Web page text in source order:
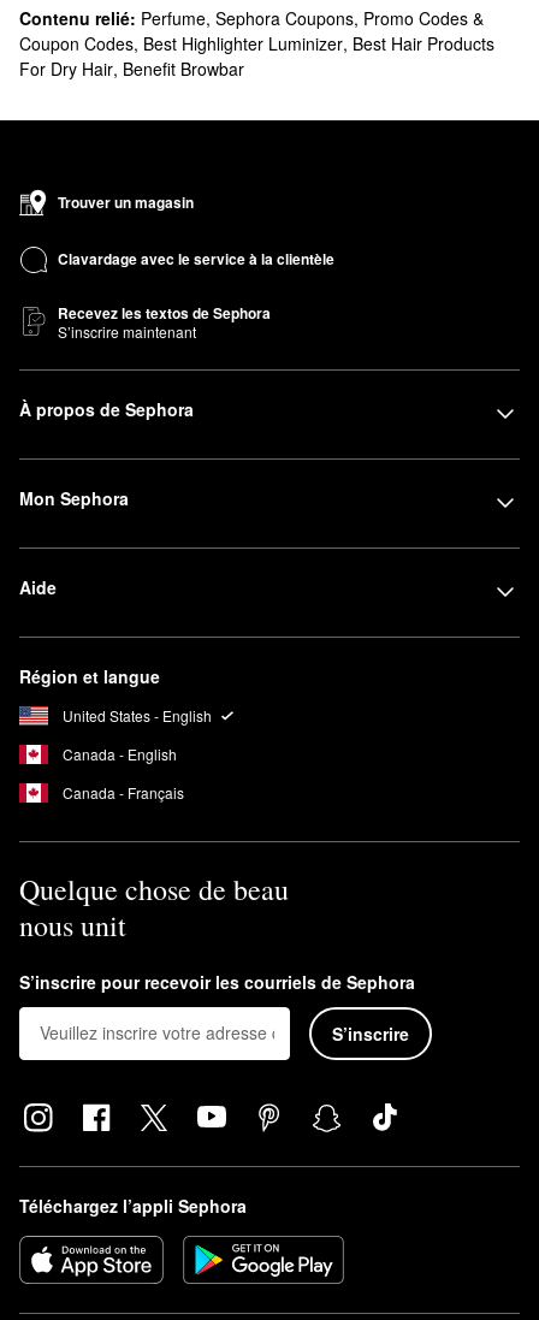
Contenu relié: Perfume, Sephora Coupons, Promo Codes &
Coupon Codes, Best Highlighter Luminizer, Best Hair Products
For Dry Hair, Benefit Browbar
Trouver un magasin
Clavardage avec le service à la clientèle
Recevez les textos de Sephora
S’inscrire maintenant
À propos de Sephora
Mon Sephora
Aide
Région et langue
United States - English
Canada - English
Canada - Français
Quelque chose de beau
nous unit
S’inscrire pour recevoir les courriels de Sephora
S’inscrire
Téléchargez l’appli Sephora